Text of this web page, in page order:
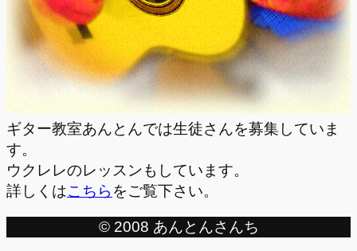
ギター教室あんとんでは生徒さんを募集していま
す。
ウクレレのレッスンもしています。
詳しくはこちら をご覧下さい。
© 2008 あんとんさんち